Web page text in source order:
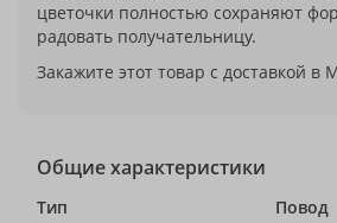
цветочки полностью сохраняют
радовать получательницу.
Закажите этот товар с доставкой в
Общие характеристики
Тип
Повод